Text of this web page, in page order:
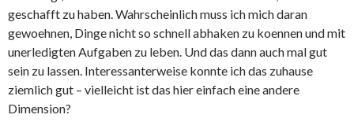
geschafft zu haben. Wahrscheinlich muss ich mich daran
gewoehnen, Dinge nicht so schnell abhaken zu koennen und mit
unerledigten Aufgaben zu leben. Und das dann auch mal gut
sein zu lassen. Interessanterweise konnte ich das zuhause
ziemlich gut – vielleicht ist das hier einfach eine andere
Dimension?